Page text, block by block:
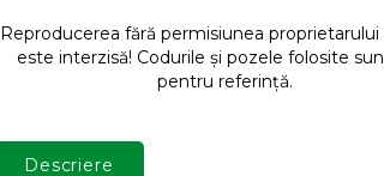
Reproducerea fără permisiunea proprietarului
este interzisă! Codurile și pozele folosite
pentru referință.
Descriere